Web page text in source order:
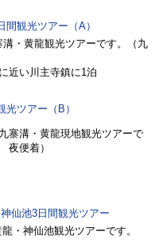
観光ツアー（A）
・黄龍観光ツアーです。（九
近い川主寺鎮に1泊
ツアー（B）
寨溝・黄龍現地観光ツアーで
便着）
仙池3日間観光ツアー
・神仙池観光ツアーです。